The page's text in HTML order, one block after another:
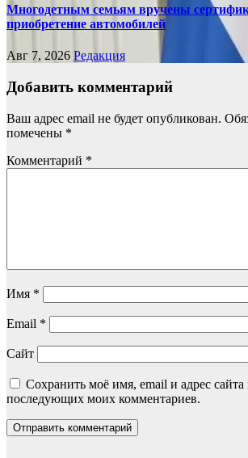
Многодетным семьям вручены
приобретение автомобилей
Авг 7, 2026 Редакция
Добавить комментарий
Ваш адрес email не будет опубликован.
помечены *
Комментарий *
Имя *
Email *
Сайт
Сохранить моё имя, email и адрес сайта
последующих моих комментариев.